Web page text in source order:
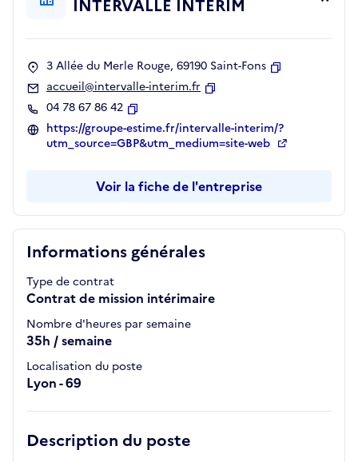
Informations générales
Type de contrat
Contrat de mission intérimaire
Nombre d'heures par semaine
35h / semaine
Localisation du poste
Lyon - 69
Description du poste
INTERVALLE INTERIM
3 Allée du Merle Rouge, 69190 Saint-Fons
accueil@intervalle-interim.fr
04 78 67 86 42
Copier
https://groupe-estime.fr/intervalle-interim/?
utm_source=GBP&utm_medium=site-web
Voir la fiche de l'entreprise